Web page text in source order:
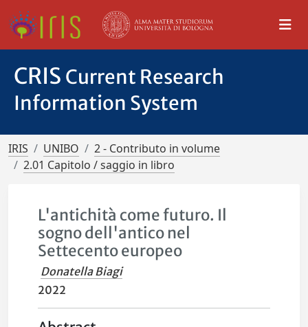
CRIS Current Research
Information System
IRIS UNIBO
2 - Contributo in volume
2.01 Capitolo / saggio in libro
L'antichità come futuro. Il
sogno dell'antico nel
Settecento europeo
Donatella Biagi
2022